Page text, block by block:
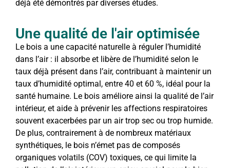
déjà été démontrés par diverses études.
Une qualité de l'air optimisée
Le bois a une capacité naturelle à réguler l’humidité
dans l’air : il absorbe et libère de l’humidité selon le
taux déjà présent dans l’air, contribuant à maintenir un
taux d’humidité optimal, entre 40 et 60 %, idéal pour la
santé humaine. Le bois améliore ainsi la qualité de l’air
intérieur, et aide à prévenir les affections respiratoires
souvent exacerbées par un air trop sec ou trop humide.
De plus, contrairement à de nombreux matériaux
synthétiques, le bois n’émet pas de composés
organiques volatils (COV) toxiques, ce qui limite la